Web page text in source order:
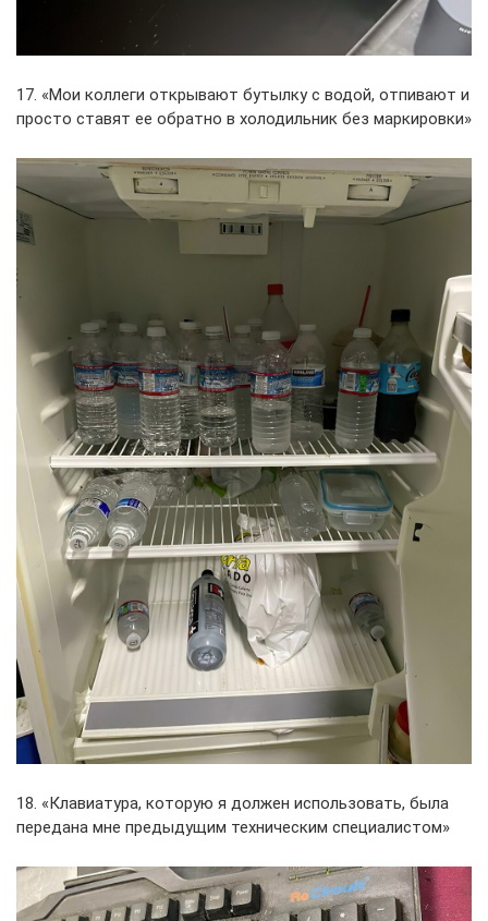
17. «Мои коллеги открывают бутылку с водой, отпивают и
просто ставят ее обратно в холодильник без маркировки»
18. «Клавиатура, которую я должен использовать, была
передана мне предыдущим техническим специалистом»